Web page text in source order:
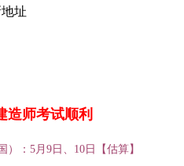
址
造师考试顺利
）：5月9日、10日【估算】